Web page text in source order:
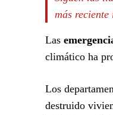
más
Las
climático ha
Los
destruido